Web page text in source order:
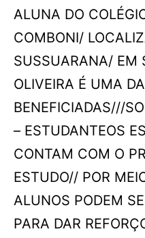
ALUNA DO
COMBONI/
SUSSUARANA/ EM
OLIVEIRA É UMA
BENEFICIADAS///
– ESTUDANTEOS
CONTAM COM O
ESTUDO// POR
ALUNOS PODEM
PARA DAR